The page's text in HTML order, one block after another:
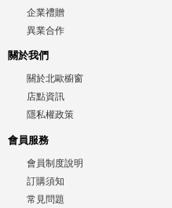
企業禮贈
異業合作
關於我們
關於北歐櫥窗
店點資訊
隱私權政策
會員服務
會員制度說明
訂購須知
常見問題